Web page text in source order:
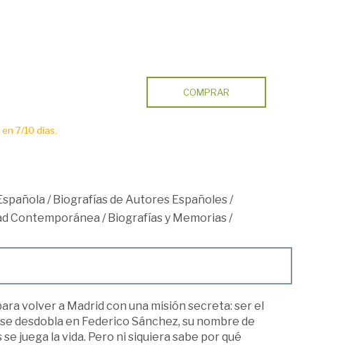
7/10 días.
COMPRAR
/ Biografías de Autores Españoles/
Contemporánea / Biografías y Memorias/
volver a Madrid con una misión secreta: ser el
desdobla en Federico Sánchez, su nombre de
juega la vida. Pero ni siquiera sabe por qué